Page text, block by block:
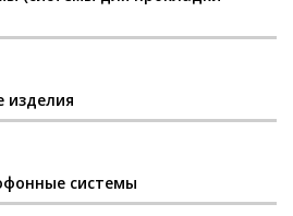
изделия
системы